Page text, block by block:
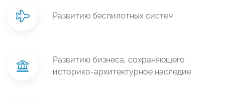
Развитию беспилотных систем
Развитию бизнеса, сохраняющего
историко-архитектурное наследие